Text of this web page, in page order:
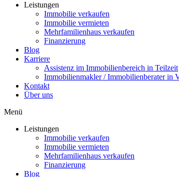
Leistungen
Immobilie verkaufen
Immobilie vermieten
Mehrfamilienhaus verkaufen
Finanzierung
Blog
Karriere
Assistenz im Immobilienbereich in Teilzeit
Immobilienmakler / Immobilienberater in
Kontakt
Über uns
Menü
Leistungen
Immobilie verkaufen
Immobilie vermieten
Mehrfamilienhaus verkaufen
Finanzierung
Blog